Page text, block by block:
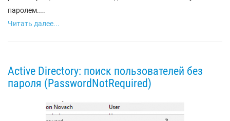
паролем....
Читать далее...
Active Directory: поиск пользователей без
пароля (PasswordNotRequired)